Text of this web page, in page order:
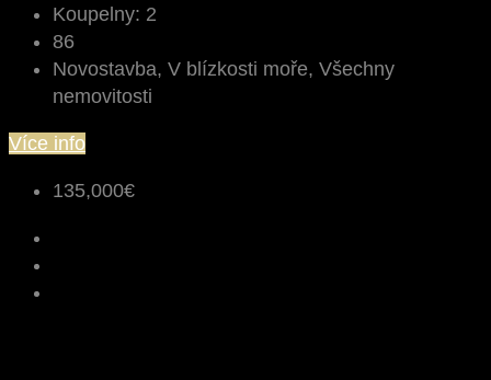
Koupelny: 2
86
Novostavba, V blízkosti moře, Všechny
nemovitosti
Více info
135,000€